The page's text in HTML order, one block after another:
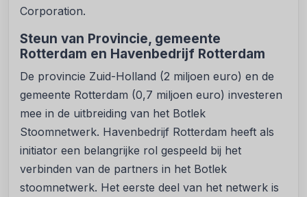
Corporation.
Steun van Provincie, gemeente
Rotterdam en Havenbedrijf Rotterdam
De provincie Zuid-Holland (2 miljoen euro) en de
gemeente Rotterdam (0,7 miljoen euro) investeren
mee in de uitbreiding van het Botlek
Stoomnetwerk. Havenbedrijf Rotterdam heeft als
initiator een belangrijke rol gespeeld bij het
verbinden van de partners in het Botlek
stoomnetwerk. Het eerste deel van het netwerk is